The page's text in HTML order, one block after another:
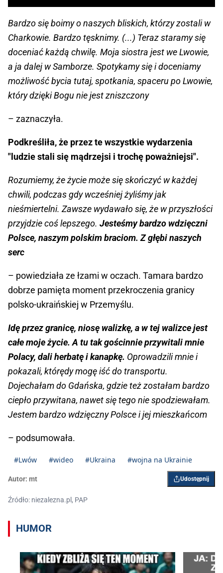
Bardzo się boimy o naszych bliskich, którzy zostali w
Charkowie. Bardzo tęsknimy. (...) Teraz staramy się
doceniać każdą chwilę. Moja siostra jest we Lwowie,
a ja dalej w Samborze. Spotykamy się i doceniamy
możliwość bycia tutaj, spotkania, spaceru po Lwowie,
który dzięki Bogu nie jest zniszczony
– zaznaczyła.
Podkreśliła, że przez te wszystkie wydarzenia
"ludzie stali się mądrzejsi i trochę poważniejsi".
Rozumiemy, że życie może się skończyć w każdej
chwili, podczas gdy wcześniej żyliśmy jak
nieśmiertelni. Zawsze wydawało się, że w przyszłości
przyjdzie coś lepszego. Jesteśmy bardzo wdzięczni
Polsce, naszym polskim braciom. Z głębi naszych
serc
– powiedziała ze łzami w oczach. Tamara bardzo
dobrze pamięta moment przekroczenia granicy
polsko-ukraińskiej w Przemyślu.
Idę przez granicę, niosę walizkę, a w tej walizce jest
całe moje życie. A tu tak gościnnie przywitali mnie
Polacy, dali herbatę i kanapkę. Oprowadzili mnie i
pokazali, którędy mogę iść do transportu.
Dojechałam do Gdańska, gdzie też zostałam bardzo
ciepło przywitana, nawet się tego nie spodziewałam.
Jestem bardzo wdzięczny Polsce i jej mieszkańcom
– podsumowała.
#Lwów #wideo #Ukraina #wojna na Ukrainie
Autor: mt Udostępnij
Źródło: niezalezna.pl, PAP
HUMOR